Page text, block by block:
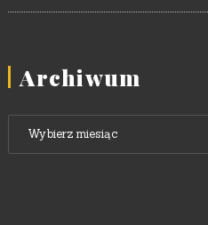
Archiwum
Archiwum